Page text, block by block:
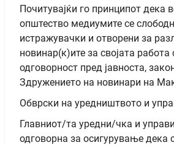
Почитувајќи го принципот дека
општество медиумите се
истражувачки и отворени за
новинар(к)ите за својата работа
одговорност пред јавноста,
Здружението на новинари на
Обврски на уредништвото и
Главниот/та уредни/чка и
одговорна за осигурување дека